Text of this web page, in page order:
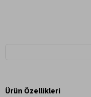
Ürün Özellikleri